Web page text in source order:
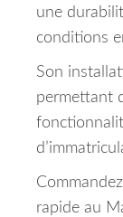
une
conditions
Son
permettant
rapide au